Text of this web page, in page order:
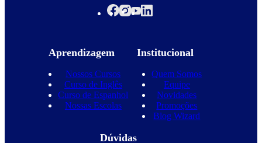
Aprendizagem
Nossos Cursos
Curso de Inglês
Curso de Espanhol
Nossas Escolas
Institucional
Quem Somos
Equipe
Novidades
Promoções
Blog Wizard
Dúvidas